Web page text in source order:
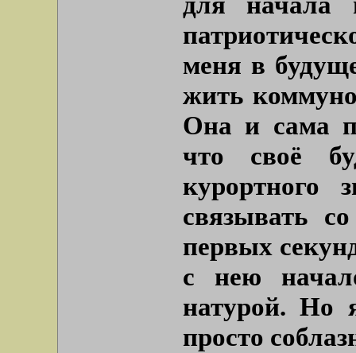
меня в
жить
Она и сама
что своё
курортного
связывать
первых
с нею
натурой. Но
просто